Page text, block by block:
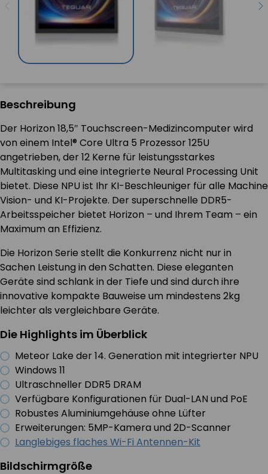
Beschreibung
Der Horizon 18,5″ Touchscreen-Medizincomputer wird
von einem Intel® Core Ultra 5 Prozessor 125U
angetrieben, der 12 Kerne für leistungsstarkes
Multitasking und eine integrierte Neural Processing Unit
bietet. Diese NPU ist Ihr KI-Beschleuniger für alle Machine
Vision- und KI-Projekte. Der superschnelle DDR5-
Arbeitsspeicher bietet Horizon – und Ihrem Team – ein
Maximum an Effizienz.
Die Horizon Serie stellt die Konkurrenz nicht nur in
Sachen Leistung in den Schatten. Diese eleganten
Geräte sind schlank in der Tiefe und sind durch ihre
innovative kompakte Bauweise um mindestens 2kg
leichter als vergleichbare Geräte.
Die Highlights im Überblick
Meteor Lake der 14. Generation mit integrierter NPU
Windows 11
Ultraschneller DDR5 DRAM
Verfügbare Konfigurationen für Dual-LAN und PoE
Robustes Aluminiumgehäuse ohne Lüfter
Erweiterungen: 5MP-Kamera und 2D-Scanner
Langlebiges flaches Wi-Fi Antennen-Kit
Bildschirmgröße